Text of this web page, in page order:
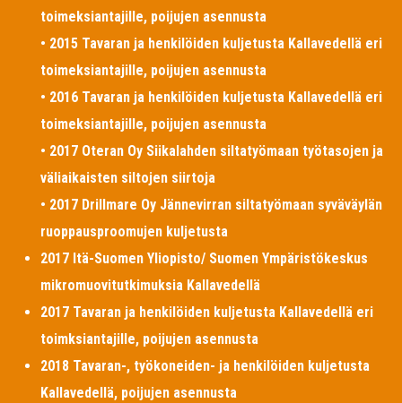
toimeksiantajille, poijujen asennusta
• 2015 Tavaran ja henkilöiden kuljetusta Kallavedellä eri
toimeksiantajille, poijujen asennusta
• 2016 Tavaran ja henkilöiden kuljetusta Kallavedellä eri
toimeksiantajille, poijujen asennusta
• 2017 Oteran Oy Siikalahden siltatyömaan työtasojen ja
väliaikaisten siltojen siirtoja
• 2017 Drillmare Oy Jännevirran siltatyömaan syväväylän
ruoppausproomujen kuljetusta
2017 Itä-Suomen Yliopisto/ Suomen Ympäristökeskus
mikromuovitutkimuksia Kallavedellä
2017 Tavaran ja henkilöiden kuljetusta Kallavedellä eri
toimksiantajille, poijujen asennusta
2018 Tavaran-, työkoneiden- ja henkilöiden kuljetusta
Kallavedellä, poijujen asennusta